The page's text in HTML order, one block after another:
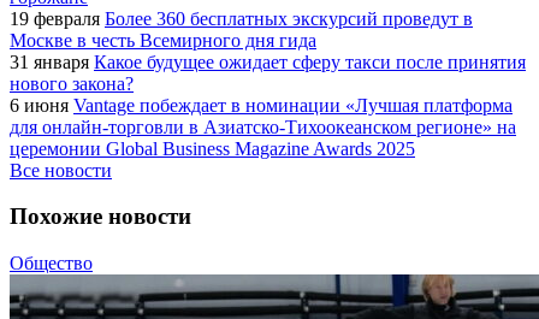
19 февраля Более 360 бесплатных экскурсий проведут в
Москве в честь Всемирного дня гида
31 января Какое будущее ожидает сферу такси после принятия
нового закона?
6 июня Vantage побеждает в номинации «Лучшая платформа
для онлайн-торговли в Азиатско-Тихоокеанском регионе» на
церемонии Global Business Magazine Awards 2025
Все новости
Похожие новости
Общество